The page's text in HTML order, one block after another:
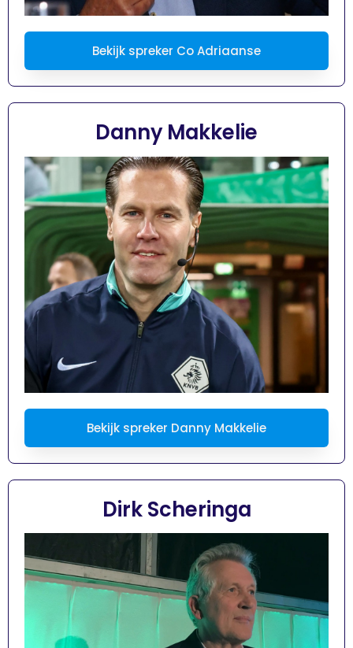
Bekijk spreker Co Adriaanse
Danny Makkelie
Bekijk spreker Danny Makkelie
Dirk Scheringa